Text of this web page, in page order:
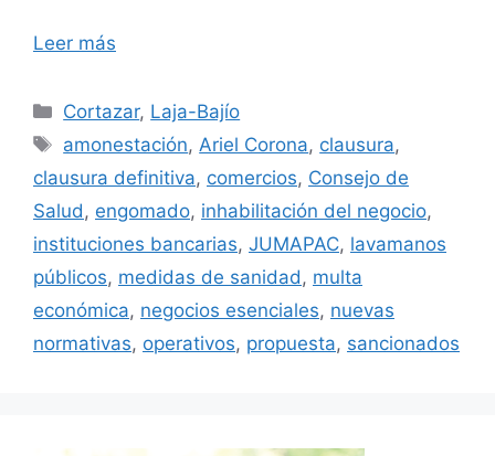
Leer más
Categorías
Cortazar, Laja-Bajío
Etiquetas
amonestación,Ariel Corona, clausura,
clausura definitiva, comercios, Consejo de
Salud, engomado, inhabilitación del negocio,
instituciones bancarias, JUMAPAC, lavamanos
públicos, medidas de sanidad, multa
económica, negocios esenciales, nuevas
normativas, operativos, propuesta, sancionados